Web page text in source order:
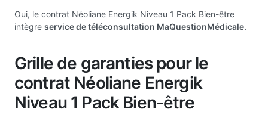
Oui, le contrat Néoliane Energik Niveau 1 Pack Bien-être
intègre service de téléconsultation MaQuestionMédicale.
Grille de garanties pour le
contrat Néoliane Energik
Niveau 1 Pack Bien-être